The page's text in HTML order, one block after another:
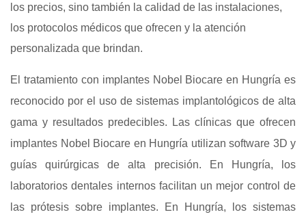
los precios, sino también la calidad de las instalaciones,
los protocolos médicos que ofrecen y la atención
personalizada que brindan.
El tratamiento con implantes Nobel Biocare en Hungría es
reconocido por el uso de sistemas implantológicos de alta
gama y resultados predecibles. Las clínicas que ofrecen
implantes Nobel Biocare en Hungría utilizan software 3D y
guías quirúrgicas de alta precisión. En Hungría, los
laboratorios dentales internos facilitan un mejor control de
las prótesis sobre implantes. En Hungría, los sistemas